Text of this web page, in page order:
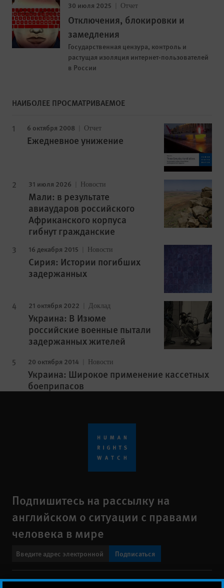
30 июля 2025 Отчет
Отключения, блокировки и
замедления
Государственная цензура, контроль и
растущая изоляция интернет-пользователей
в России
НАИБОЛЕЕ ПРОСМАТРИВАЕМОЕ
6 октября 2008 Отчет
Ежедневное унижение
31 июля 2026 Новости
Мали: в результате
авиаударов российского
Африканского корпуса
гибнут гражданские
16 декабря 2015 Новости
Сирия: Истории погибших
задержанных
21 октября 2022 Доклад
Украина: В Изюме
российские военные пытали
задержанных жителей
20 октября 2014 Новости
Украина: Широкое применение кассетных
боеприпасов
Подпишитесь на рассылку на
английском о ситуации с правами
человека в мире
Подписаться